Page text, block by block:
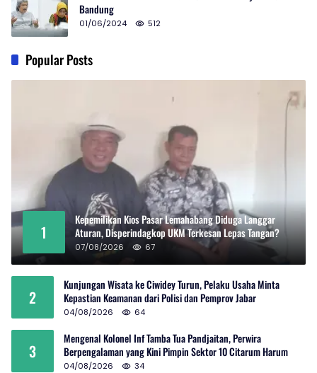
Bandung
01/06/2024 512
Popular Posts
1
Kepemilikan Kios Pasar Lemahabang Diduga Langgar
Aturan, Disperindagkop UKM Terkesan Lepas Tangan?
07/08/2026 67
2
Kunjungan Wisata ke Ciwidey Turun, Pelaku Usaha Minta
Kepastian Keamanan dari Polisi dan Pemprov Jabar
04/08/2026 64
3
Mengenal Kolonel Inf Tamba Tua Pandjaitan, Perwira
Berpengalaman yang Kini Pimpin Sektor 10 Citarum Harum
04/08/2026 34